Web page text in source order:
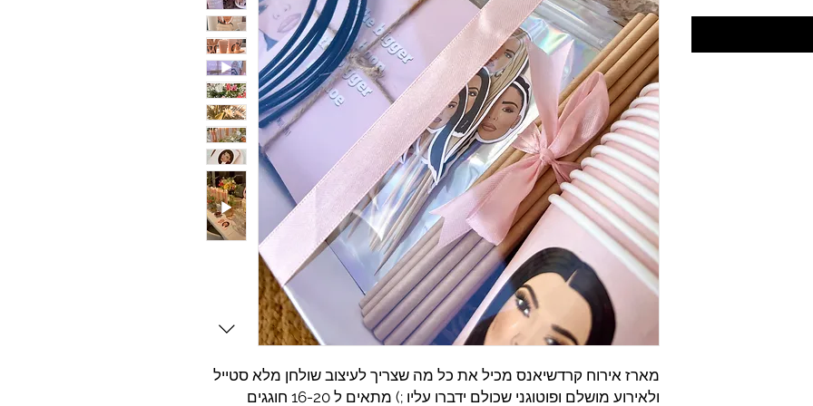
מארז אירוח קרדשיאנס מכיל את כל מה שצריך לעיצוב שולחן מלא סטייל
ולאירוע מושלם ופוטוגני שכולם ידברו עליו ;) מתאים ל 16-20 חוגגים